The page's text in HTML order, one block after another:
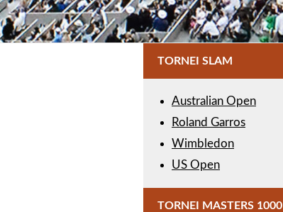
TORNEI SLAM
Australian Open
Roland Garros
Wimbledon
US Open
TORNEI MASTERS 1000